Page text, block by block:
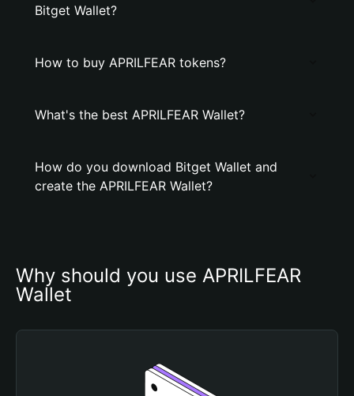
Bitget Wallet?
How to buy APRILFEAR tokens?
What's the best APRILFEAR Wallet?
How do you download Bitget Wallet and
create the APRILFEAR Wallet?
Why should you use APRILFEAR
Wallet